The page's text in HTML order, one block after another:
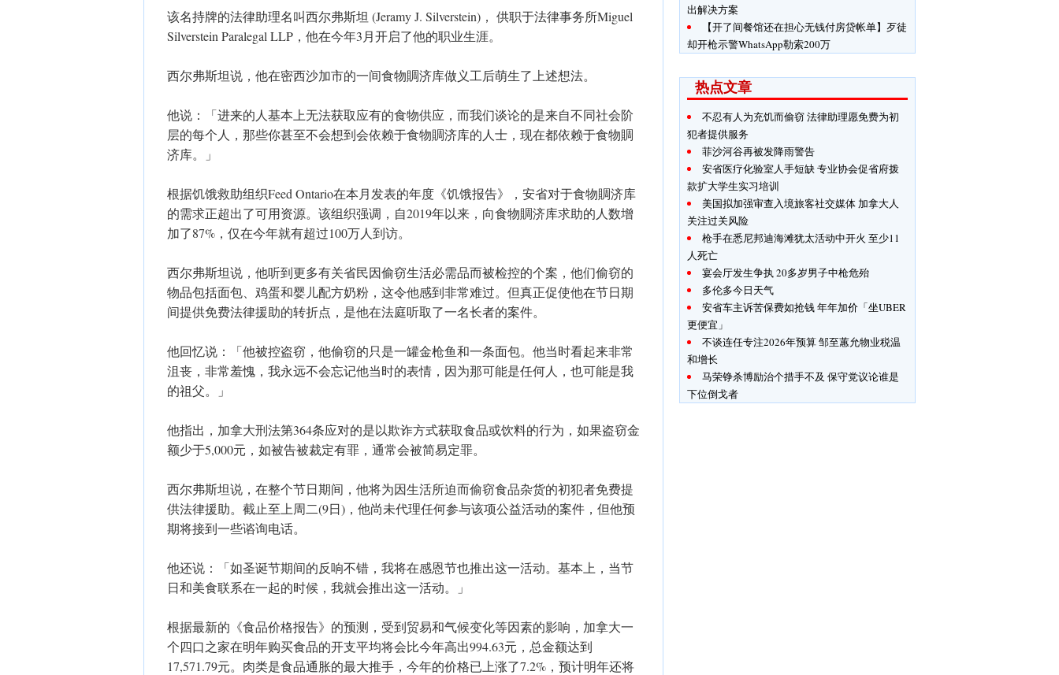
该名持牌的法律助理名叫西尔弗斯坦 (Jeramy J. Silverstein)， 供职于法律事务所Miguel
Silverstein Paralegal LLP，他在今年3月开启了他的职业生涯。
西尔弗斯坦说，他在密西沙加市的一间食物賙济库做义工后萌生了上述想法。
他说：「进来的人基本上无法获取应有的食物供应，而我们谈论的是来自不同社会阶
层的每个人，那些你甚至不会想到会依赖于食物賙济库的人士，现在都依赖于食物賙
济库。」
根据饥饿救助组织Feed Ontario在本月发表的年度《饥饿报告》，安省对于食物賙济库
的需求正超出了可用资源。该组织强调，自2019年以来，向食物賙济库求助的人数增
加了87%，仅在今年就有超过100万人到访。
西尔弗斯坦说，他听到更多有关省民因偷窃生活必需品而被检控的个案，他们偷窃的
物品包括面包、鸡蛋和婴儿配方奶粉，这令他感到非常难过。但真正促使他在节日期
间提供免费法律援助的转折点，是他在法庭听取了一名长者的案件。
他回忆说：「他被控盗窃，他偷窃的只是一罐金枪鱼和一条面包。他当时看起来非常
沮丧，非常羞愧，我永远不会忘记他当时的表情，因为那可能是任何人，也可能是我
的祖父。」
他指出，加拿大刑法第364条应对的是以欺诈方式获取食品或饮料的行为，如果盗窃金
额少于5,000元，如被告被裁定有罪，通常会被简易定罪。
西尔弗斯坦说，在整个节日期间，他将为因生活所迫而偷窃食品杂货的初犯者免费提
供法律援助。截止至上周二(9日)，他尚未代理任何参与该项公益活动的案件，但他预
期将接到一些谘询电话。
他还说：「如圣诞节期间的反响不错，我将在感恩节也推出这一活动。基本上，当节
日和美食联系在一起的时候，我就会推出这一活动。」
根据最新的《食品价格报告》的预测，受到贸易和气候变化等因素的影响，加拿大一
个四口之家在明年购买食品的开支平均将会比今年高出994.63元，总金额达到
17,571.79元。肉类是食品通胀的最大推手，今年的价格已上涨了7.2%，预计明年还将
出解决方案
【开了间餐馆还在担心无钱付房贷帐单】歹徒
却开枪示警WhatsApp勒索200万
热点文章
不忍有人为充饥而偷窃 法律助理愿免费为初
犯者提供服务
菲沙河谷再被发降雨警告
安省医疗化验室人手短缺 专业协会促省府拨
款扩大学生实习培训
美国拟加强审查入境旅客社交媒体 加拿大人
关注过关风险
枪手在悉尼邦迪海滩犹太活动中开火 至少11
人死亡
宴会厅发生争执 20多岁男子中枪危殆
多伦多今日天气
安省车主诉苦保费如抢钱 年年加价「坐UBER
更便宜」
不谈连任专注2026年预算 邹至蕙允物业税温
和增长
马荣铮杀博励治个措手不及 保守党议论谁是
下位倒戈者